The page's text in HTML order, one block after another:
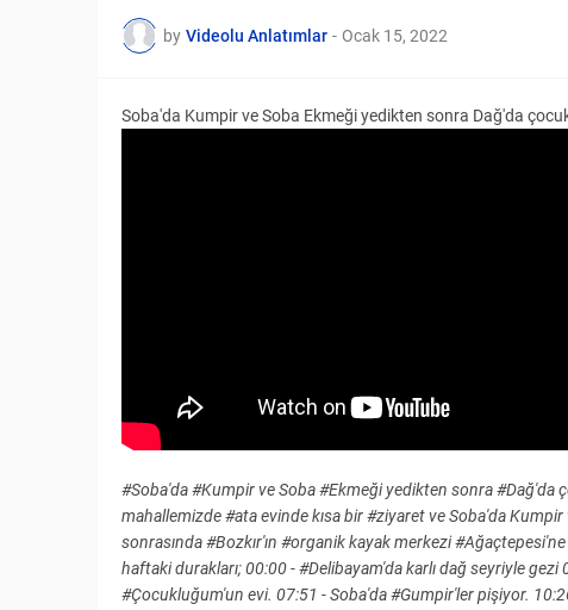
by Videolu Anlatımlar - Ocak 15, 2022
Soba'da Kumpir ve Soba Ekmeği yedikten sonra Dağ'da
#Soba'da #Kumpir ve Soba #Ekmeği yedikten sonra
mahallemizde #ata evinde kısa bir #ziyaret ve Soba'da
sonrasında #Bozkır'ın #organik kayak merkezi #Ağaçtepesi'ne
haftaki durakları; 00:00 - #Delibayam'da karlı dağ seyriyle
#Çocukluğum'un evi. 07:51 - Soba'da #Gumpir'ler pişiyor.